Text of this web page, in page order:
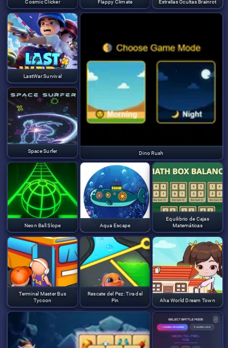
Cosmic Clicker Flappy Climate Estrellas Ocultas Brainrot
LastWar Survival
Dino Rush
Space Surfer
Neon Ball Slope Aqua Escape
Equilibrio de Cajas
Matemáticas
Terminal Master Bus
Tycoon
Rescate del Pez: Tira del
Pin
Aha World Dream Town